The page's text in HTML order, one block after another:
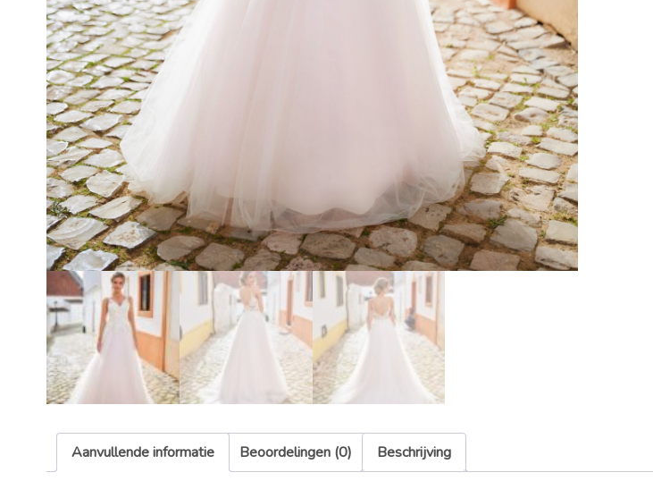
Aanvullende informatie Beoordelingen (0) Beschrijving